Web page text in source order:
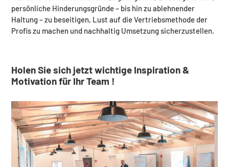
persönliche Hinderungsgründe – bis hin zu ablehnender
Haltung – zu beseitigen, Lust auf die Vertriebsmethode der
Profis zu machen und nachhaltig Umsetzung sicherzustellen.
Holen Sie sich jetzt wichtige Inspiration &
Motivationfür Ihr Team !